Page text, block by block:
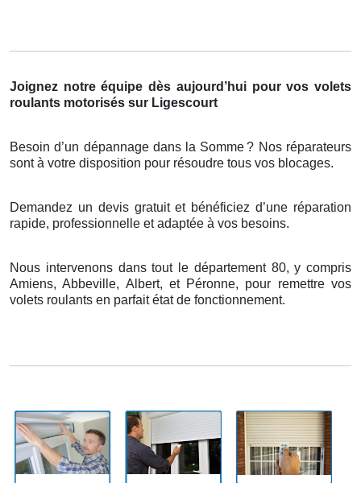
Joignez notre équipe dès aujourd’hui pour vos volets
roulants motorisés sur Ligescourt
Besoin d’un dépannage dans la Somme ? Nos réparateurs
sontà votre disposition pour résoudre tous vos blocages.
Demandez un devis gratuit et bénéficiez d’une réparation
rapide, professionnelle et adaptée à vos besoins.
Nous intervenons dans tout le département 80, y compris
Amiens, Abbeville, Albert, et Péronne, pour remettre vos
volets roulants en parfait état de fonctionnement.